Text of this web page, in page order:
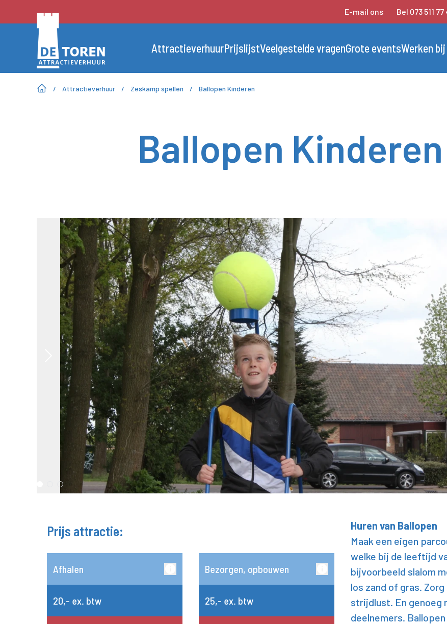
E-mail ons Bel 073 511 77
AttractieverhuurPrijslijstVeelgestelde vragenGrote eventsWerken
/ Attractieverhuur / Zeskamp spellen / Ballopen Kinderen
Ballopen
Prijs attractie:
Afhalen
20,- ex. btw
Bezorgen, opbouwen
25,- ex. btw
Huren van Ballopen
Maak een eigen
welke bij de leeftijd
bijvoorbeeld slalom
los zand of gras.
strijdlust. En genoeg
deelnemers.